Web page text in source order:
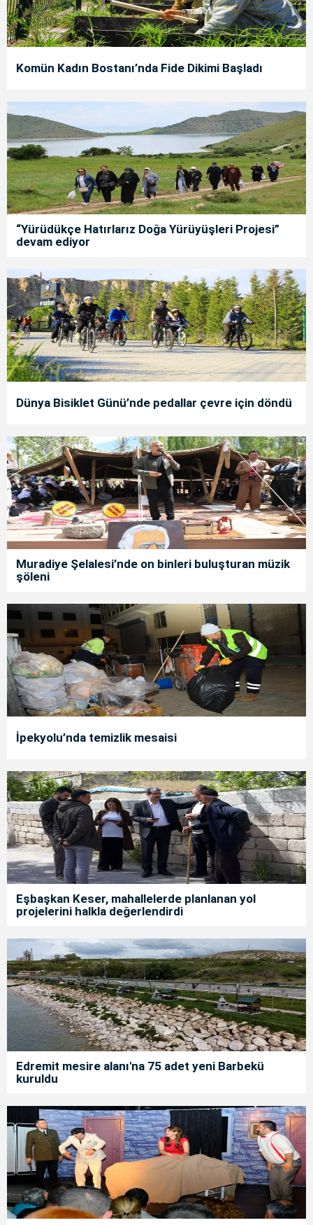
Komün Kadın Bostanı’nda Fide Dikimi Başladı
“Yürüdükçe Hatırlarız Doğa Yürüyüşleri Projesi”
devam ediyor
Dünya Bisiklet Günü’nde pedallar çevre için döndü
Muradiye Şelalesi’nde on binleri buluşturan müzik
şöleni
İpekyolu’nda temizlik mesaisi
Eşbaşkan Keser, mahallelerde planlanan yol
projelerini halkla değerlendirdi
Edremit mesire alanı'na 75 adet yeni Barbekü
kuruldu